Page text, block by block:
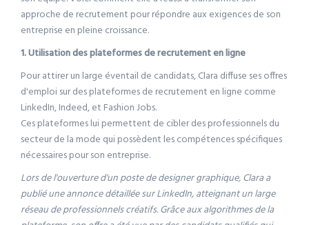
approche de recrutement pour répondre aux exigences de son
entreprise en pleine croissance.
1. Utilisation des plateformes de recrutement en ligne
Pour attirer un large éventail de candidats, Clara diffuse ses offres
d'emploi sur des plateformes de recrutement en ligne comme
LinkedIn, Indeed, et Fashion Jobs.
Ces plateformes lui permettent de cibler des professionnels du
secteur de la mode qui possèdent les compétences spécifiques
nécessaires pour son entreprise.
Lors de l'ouverture d'un poste de designer graphique, Clara a
publié une annonce détaillée sur LinkedIn, atteignant un large
réseau de professionnels créatifs. Grâce aux algorithmes de la